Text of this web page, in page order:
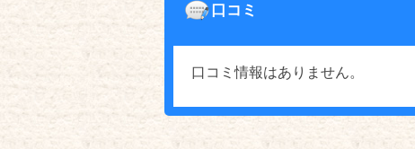
口コミ
口コミ情報はありません。